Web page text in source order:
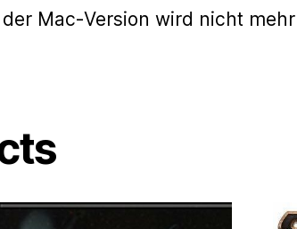
Mac-Version wird nicht